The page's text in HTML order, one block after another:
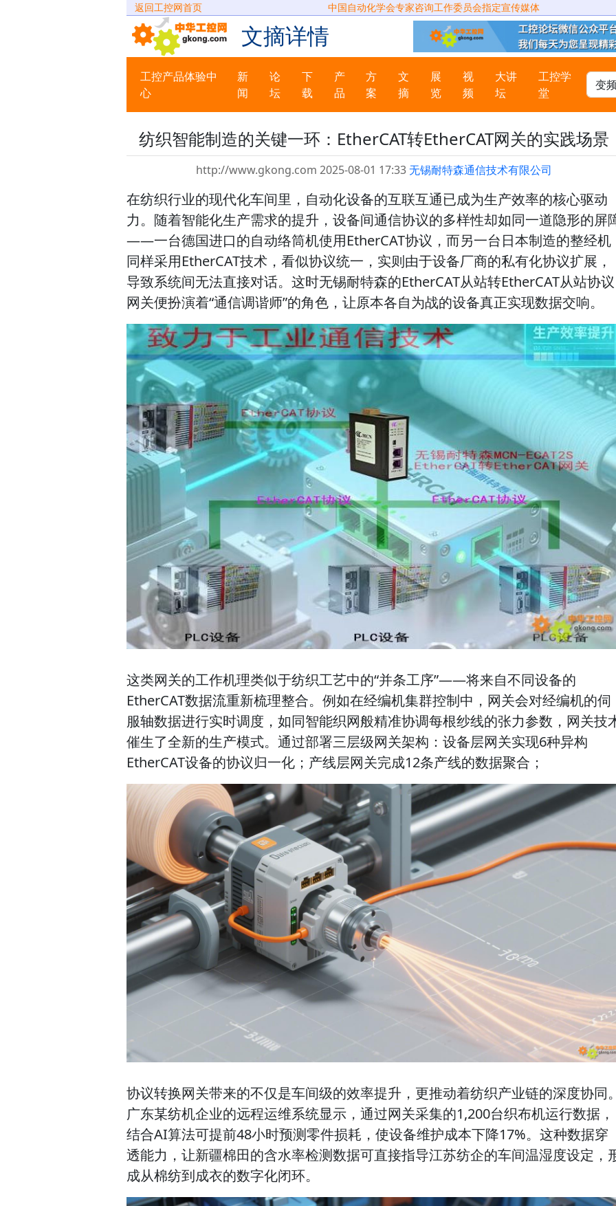
返回工控网首页 中国自动化学会专家咨询工作委员会指定宣传媒体
文摘详情
工控产品体验中
心
新
闻
论
坛
下
载
产
品
方
案
文
摘
展
览
视
频
大讲
坛
工控学
堂
纺织智能制造的关键一环：EtherCAT转EtherCAT网关的实践场景
http://www.gkong.com 2025-08-01 17:33无锡耐特森通信技术有限公司
在纺织行业的现代化车间里，自动化设备的互联互通已成为生产效率的核心驱动
力。随着智能化生产需求的提升，设备间通信协议的多样性却如同一道隐形的屏
——一台德国进口的自动络筒机使用EtherCAT协议，而另一台日本制造的整经机
同样采用EtherCAT技术，看似协议统一，实则由于设备厂商的私有化协议扩展，
导致系统间无法直接对话。这时无锡耐特森的EtherCAT从站转EtherCAT从站协议
网关便扮演着“通信调谐师”的角色，让原本各自为战的设备真正实现数据交响。
这类网关的工作机理类似于纺织工艺中的“并条工序”——将来自不同设备的
EtherCAT数据流重新梳理整合。例如在经编机集群控制中，网关会对经编机的伺
服轴数据进行实时调度，如同智能织网般精准协调每根纱线的张力参数，网关技
催生了全新的生产模式。通过部署三层级网关架构：设备层网关实现6种异构
EtherCAT设备的协议归一化；产线层网关完成12条产线的数据聚合；
协议转换网关带来的不仅是车间级的效率提升，更推动着纺织产业链的深度协同
广东某纺机企业的远程运维系统显示，通过网关采集的1,200台织布机运行数据，
结合AI算法可提前48小时预测零件损耗，使设备维护成本下降17%。这种数据穿
透能力，让新疆棉田的含水率检测数据可直接指导江苏纺企的车间温湿度设定，
成从棉纺到成衣的数字化闭环。